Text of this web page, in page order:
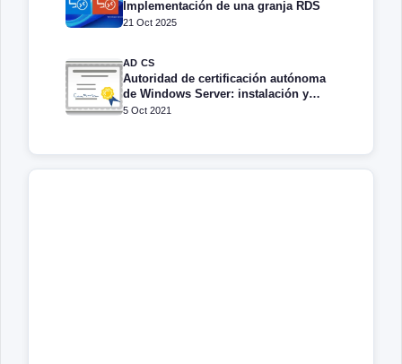
Implementación de una granja RDS
21 Oct 2025
AD CS
Autoridad de certificación autónoma
de Windows Server: instalación y
configuración
5 Oct 2021